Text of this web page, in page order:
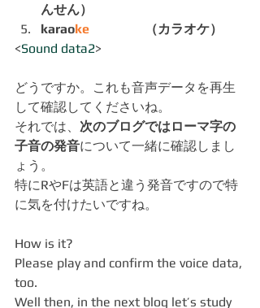
んせん）
karaoke （カラオケ）
<Sound data2>
どうですか。これも音声データを再生
して確認してくださいね。
それでは、 次のブログではローマ字の
子音の発音について一緒に確認しまし
ょう。
特にRやFは英語と違う発音ですので特
に気を付けたいですね。
How is it?
Please play and confirm the voice data,
too.
Well then, in the next blog let’s study